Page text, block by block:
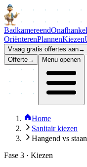
Badkamereend
OriënterenPlannenKiezen
Vraag gratis offertes aan→
Offerte→ Menu openen
Home
Sanitair kiezen
Hangend vs
Fase 3 · Kiezen